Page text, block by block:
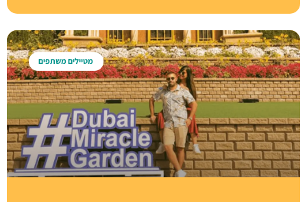
מטיילים משתפים